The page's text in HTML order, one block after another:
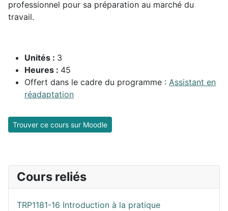
professionnel pour sa préparation au marché du
travail.
Unités : 3
Heures : 45
Offert dans le cadre du programme : Assistant en
réadaptation
Trouver ce cours sur Moodle
Cours reliés
TRP1181-16 Introduction à la pratique